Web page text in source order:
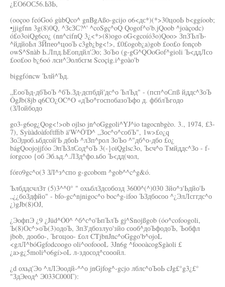
¿ЕО6ОС56.ЬЗЬ,
(ooçoo feóGoó gùbQco^ gnBgAßo-gcijo о6<дс*)(*>30цооЬ b<ggíoob;
•jjigfnn 3g(8)0Q, ^ЗсЗС?^' ^coSgç^oQ Qogof^o'b.jQoob ^joàçodc)
ó£o3oiQg6co¿ (nn^cifnQ 3¿<*>(8)ogo oG<gcoíó3o)Qoo> ЗпЗЪлЪ-
^йдйоЬл ЗЙпео^цооЪ c3gb¿bg<!>, £0£ogob¿a)gob £oo£o fonçob
owS^Snàb Ь.Лпд.ЬЕопдйл'Эо; ЗоЪо (g-gG^QOoGof^gioli Ъ<ддЛсо
£oo£oo b¿6oó лси^Эолбсгм Scoçig.i^goào'b
biggfóncw Ълй^Ъд.
„ЕооЪд-дбЪоЪ ^бЪ.Зд-дспбдй'дс^о ЪлЪд" - (псп^оСпß йддс^ЗоЪ
ÔgJb(8jb q6CO¿OC^O «дЪо^госпобазоЪфо д. фбблЪгодо
(ЗЛойбодо
go3-g6og¿Qog<!>ob ojlso jn^oGggoli^YJ^io tagocnbgèo. 3., 1974, £3-
7), Syùàdoàfoftffib ä'W^Ö'D^ „Зос^о^собЪ", 1w>£o¿q
ЗоЭдюб.ьбдсой'Ь дбоЬ ^лЗп^рол ЗоЪо ^"дб^о-дбо £o¿
bágQoojojjfóo ЭпЪЗлСод^оЪ 3(-}oiQglsc3o, Ъсч^о Тмйддс^Зо - f-
íorgcoo {об Эб.ьд.^.ЛЗд^фо.ьбо Ъ<дд(чол,
fóro9gc^o(3 ЗЛ^з^спо g-gcobom ^gob^^c^g&ó.
ЪлбддсчлЗт (5)3^^0° " охьблЗдсобозд 3600^(^)030 Зйо^з'Ьдйо'Ь
„¿¿боЗдфйо" - bfo-gc^njnigoc^o boc^g-ifoo ЪЗдбосоо ^¿ЭлЛсггдс^о
¿)gJb(8)OJ,
¿ЭофпЭ ¿9 ¿Jüd^Ó0^ ^б^с^о'ЬпЪлЪ gj^Snojßgob (óo^cofoogoli,
Ъ(8)Ос^>оЪ(3)одоЪ, ЗпЗ'дбозлуо'зйо сооб^доЪфодоЪ, Ъобфл
jbob, дообо-, Ъгоцоо- £ол CTjbnJnc^oGggo'b^ojoL
<gлЛ^bóGgfodcoogo oli^oofoooL 3Jn6g ^foooàcogSgàoli £
¿a>g¿5moli^o6gí>oL л-здосод^сооойл.
¿d охьд'Эо ^лЛЭоодй-^^о jnGjfog^-gcjo лблс^оЪоЬ cJg£°g3¿£°
"ЗдЭеод^ Э033С000Г):